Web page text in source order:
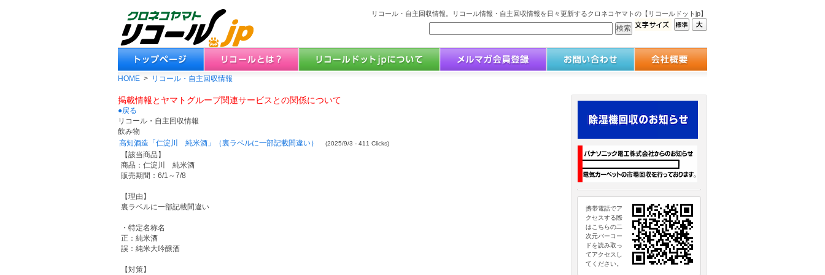
リコール・自主回収情報。リコール情報・自主回収情報を日々更新するクロネコヤマトの【リコールドットjp】
HOME > リコール・自主回収情報
掲載情報とヤマトグループ関連サービスとの関係について
●戻る
リコール・自主回収情報
飲み物
高知酒造「仁淀川 純米酒」（裏ラベルに一部記載間違い）
(2025/9/3 - 411 Clicks)
【該当商品】
商品：仁淀川 純米酒
販売期間：6/1～7/8
【理由】
裏ラベルに一部記載間違い
・特定名称名
正：純米酒
誤：純米大吟醸酒
【対策】
携帯電話でア
クセスする際
はこちらの二
次元バーコー
ドを読み取っ
てアクセスし
てください。